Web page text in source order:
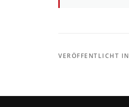
VERÖFFENTLICHT IN